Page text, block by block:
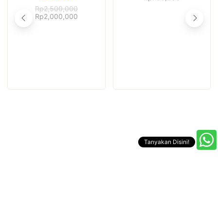
4.33
out of 5
Rp2,500,000
Rp2,000,000
Tanyakan Disini!